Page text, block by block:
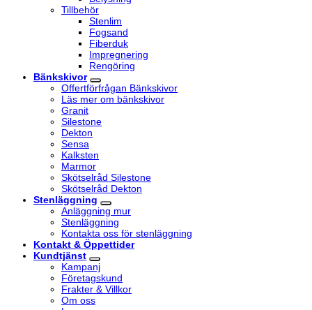
Tillbehör
Stenlim
Fogsand
Fiberduk
Impregnering
Rengöring
Bänkskivor
Offertförfrågan Bänkskivor
Läs mer om bänkskivor
Granit
Silestone
Dekton
Sensa
Kalksten
Marmor
Skötselråd Silestone
Skötselråd Dekton
Stenläggning
Anläggning mur
Stenläggning
Kontakta oss för stenläggning
Kontakt & Öppettider
Kundtjänst
Kampanj
Företagskund
Frakter & Villkor
Om oss